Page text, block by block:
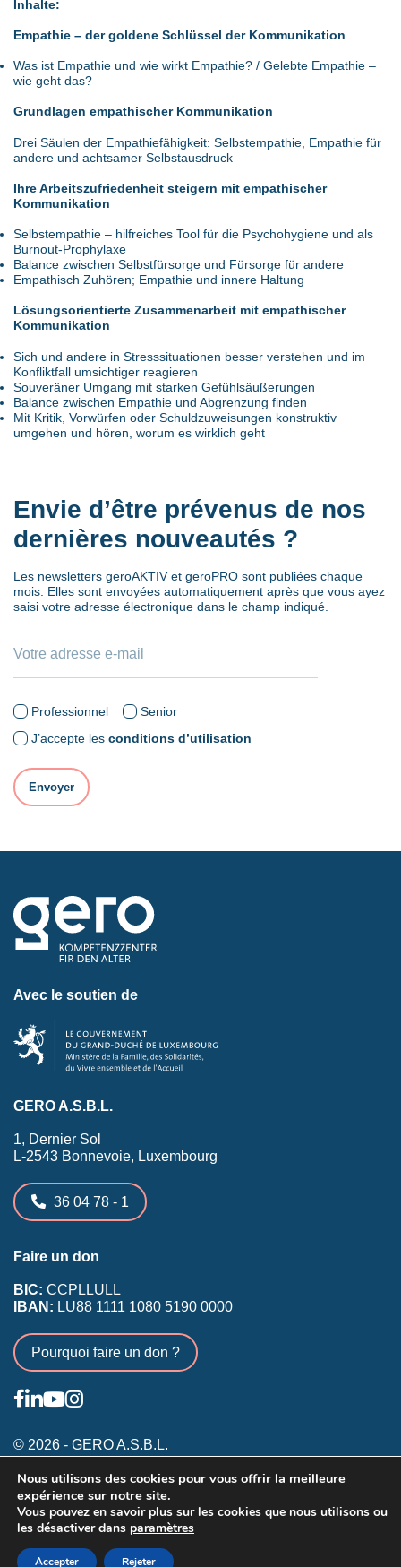
Inhalte:
Empathie – der goldene Schlüssel der Kommunikation
Was ist Empathie und wie wirkt Empathie? / Gelebte Empathie –
wie geht das?
Grundlagen empathischer Kommunikation
Drei Säulen der Empathiefähigkeit: Selbstempathie, Empathie für
andere und achtsamer Selbstausdruck
Ihre Arbeitszufriedenheit steigern mit empathischer
Kommunikation
Selbstempathie – hilfreiches Tool für die Psychohygiene und als
Burnout-Prophylaxe
Balance zwischen Selbstfürsorge und Fürsorge für andere
Empathisch Zuhören; Empathie und innere Haltung
Lösungsorientierte Zusammenarbeit mit empathischer
Kommunikation
Sich und andere in Stresssituationen besser verstehen und im
Konfliktfall umsichtiger reagieren
Souveräner Umgang mit starken Gefühlsäußerungen
Balance zwischen Empathie und Abgrenzung finden
Mit Kritik, Vorwürfen oder Schuldzuweisungen konstruktiv
umgehen und hören, worum es wirklich geht
Envie d’être prévenus de nos
dernières nouveautés ?
Les newsletters geroAKTIV et geroPRO sont publiées chaque
mois. Elles sont envoyées automatiquement après que vous ayez
saisi votre adresse électronique dans le champ indiqué.
Professionnel
Senior
J’accepte les conditions d’utilisation
Avec le soutien de
GERO A.S.B.L.
1, Dernier Sol
L-2543 Bonnevoie, Luxembourg
36 04 78 - 1
Faire un don
BIC: CCPLLULL
IBAN: LU88 1111 1080 5190 0000
Pourquoi faire un don ?
© 2026 - GERO A.S.B.L.
Conditions générales
Inscription membres existants
Annonceurs
Nous utilisons des cookies pour vous offrir la meilleure
expérience sur notre site.
Vous pouvez en savoir plus sur les cookies que nous utilisons ou
les désactiver dans paramètres
Accepter Rejeter